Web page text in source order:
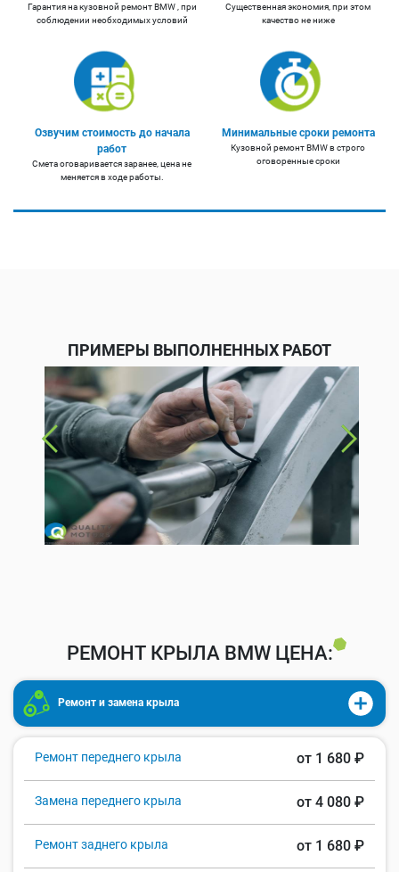
Гарантия на кузовной ремонт BMW , при
соблюдении необходимых условий
Существенная экономия, при этом
качество не ниже
Озвучим стоимость до начала
работ
Смета оговаривается заранее, цена не
меняется в ходе работы.
Минимальные сроки ремонта
Кузовной ремонт BMW в строго
оговоренные сроки
ПРИМЕРЫ ВЫПОЛНЕННЫХ РАБОТ
РЕМОНТ КРЫЛА BMW ЦЕНА:
Ремонт и замена крыла
Ремонт переднего крыла от 1 680 ₽
Замена переднего крыла от 4 080 ₽
Ремонт заднего крыла от 1 680 ₽